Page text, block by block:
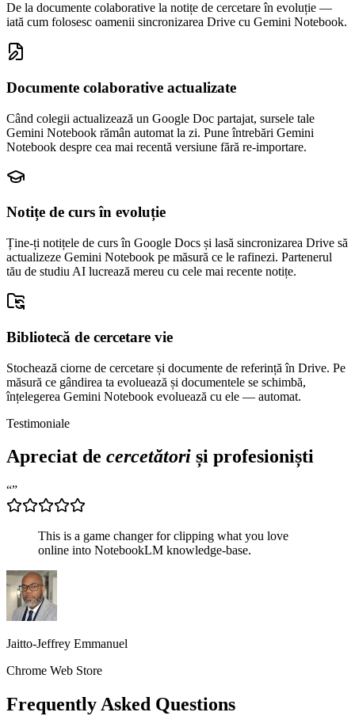
De la documente colaborative la notițe de cercetare în evoluție —
iată cum folosesc oamenii sincronizarea Drive cu Gemini Notebook.
Documente colaborative actualizate
Când colegii actualizează un Google Doc partajat, sursele tale
Gemini Notebook rămân automat la zi. Pune întrebări Gemini
Notebook despre cea mai recentă versiune fără re-importare.
Notițe de curs în evoluție
Ține-ți notițele de curs în Google Docs și lasă sincronizarea Drive să
actualizeze Gemini Notebook pe măsură ce le rafinezi. Partenerul
tău de studiu AI lucrează mereu cu cele mai recente notițe.
Bibliotecă de cercetare vie
Stochează ciorne de cercetare și documente de referință în Drive. Pe
măsură ce gândirea ta evoluează și documentele se schimbă,
înțelegerea Gemini Notebook evoluează cu ele — automat.
Testimoniale
Apreciat de cercetători și profesioniști
“”
This is a game changer for clipping what you love
online into NotebookLM knowledge-base.
Jaitto-Jeffrey Emmanuel
Chrome Web Store
Frequently Asked Questions